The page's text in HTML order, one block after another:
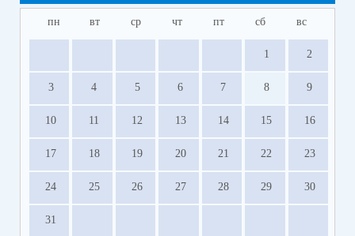
пн вт ср чт пт сб вс
1 2
3 4 5 6 7 8 9
10 11 12 13 14 15 16
17 18 19 20 21 22 23
24 25 26 27 28 29 30
31